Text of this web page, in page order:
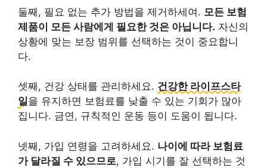
둘째, 필요 없는 추가 방법을 제거하세여. 모든 보험
제품이 모든 사람에게 필요한 것은 아닙니다. 자신의
상황에 맞는 보장 범위를 선택하는 것이 중요합니
다.
셋째, 건강 상태를 관리하세요. 건강한 라이프스타
일을 유지하면 보험료를 낮출 수 있는 기회가 많아
집니다. 금연, 규칙적인 운동 등이 도움이 됩니다.
넷째, 가입 연령을 고려하세요. 나이에 따라 보험료
가 달라질 수 있으므로, 가입 시기를 잘 선택하는 것